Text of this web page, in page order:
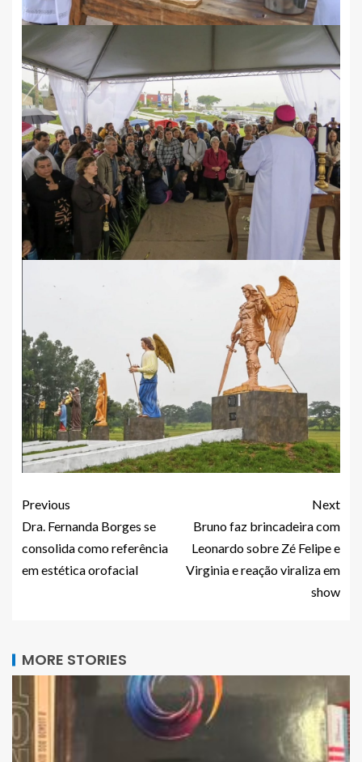
Previous
Dra. Fernanda Borges se
consolida como referência
em estética orofacial
Next
Bruno faz brincadeira com
Leonardo sobre Zé Felipe e
Virginia e reação viraliza em
show
MORE STORIES